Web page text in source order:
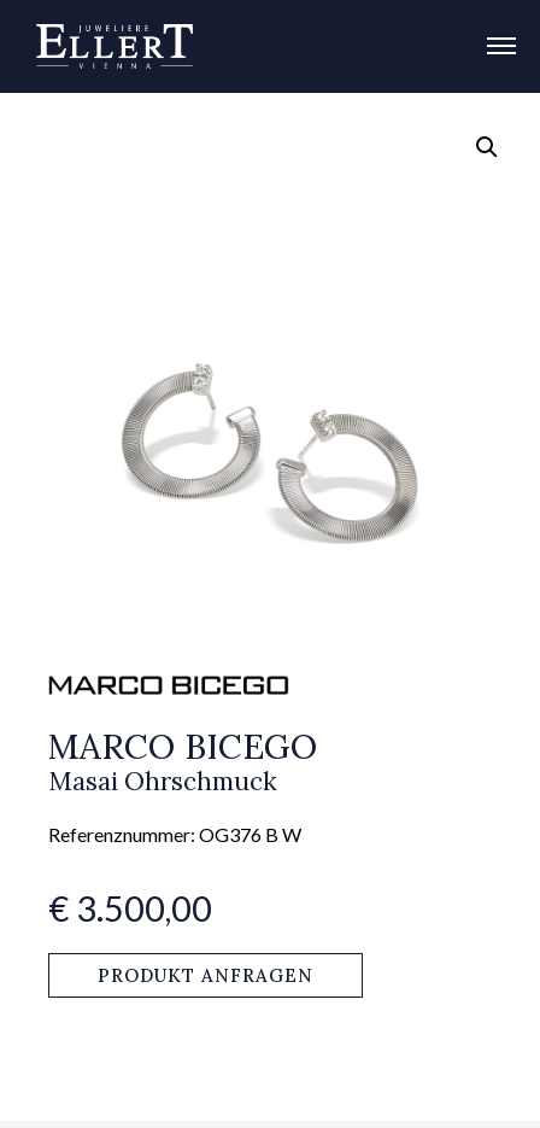
MARCO BICEGO
Masai Ohrschmuck
Referenznummer: OG376 B W
€ 3.500,00
PRODUKT ANFRAGEN